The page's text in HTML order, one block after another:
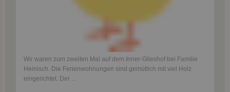
Wir waren zum zweiten Mal auf dem Inner-Glieshof bei Familie
Heinisch. Die Ferienwohnungen sind gemütlich mit viel Holz
eingerichtet. Der